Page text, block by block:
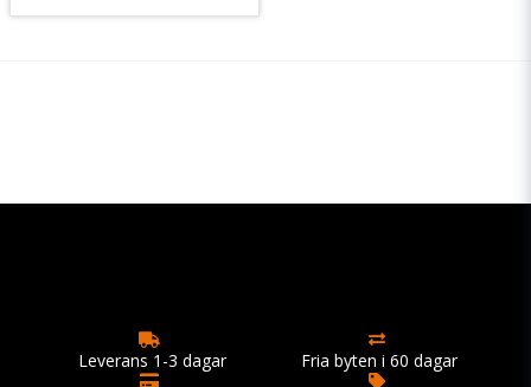
Leverans 1-3 dagar
Fria byten i 60 dagar